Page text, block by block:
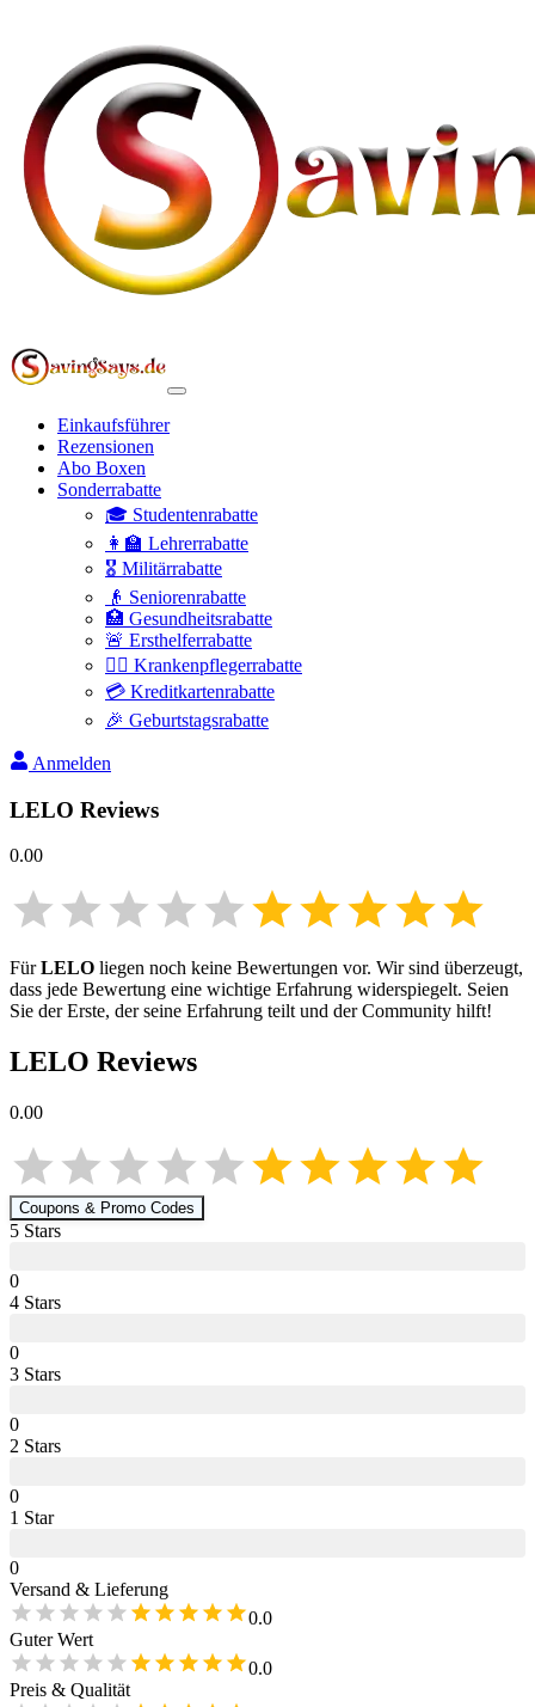
Einkaufsführer
Rezensionen
Abo Boxen
Sonderrabatte
🎓 Studentenrabatte
👩‍🏫 Lehrerrabatte
🎖️ Militärrabatte
👴 Seniorenrabatte
🏥 Gesundheitsrabatte
🚨 Ersthelferrabatte
👩‍⚕️ Krankenpflegerrabatte
💳 Kreditkartenrabatte
🎉 Geburtstagsrabatte
Anmelden
LELO Reviews
0.00
FürLELO liegen noch keine Bewertungen vor. Wir sind überzeugt,
dass jede Bewertung eine wichtige Erfahrung widerspiegelt. Seien
Sie der Erste, der seine Erfahrung teilt und der Community hilft!
LELO Reviews
0.00
Coupons & Promo Codes
5 Stars
0
4 Stars
0
3 Stars
0
2 Stars
0
1 Star
0
Versand & Lieferung
0.0
Guter Wert
0.0
Preis & Qualität